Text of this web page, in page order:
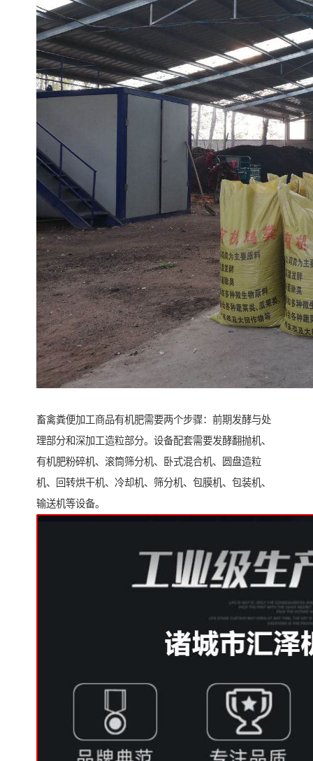
畜禽粪便加工商品有机肥需要两个步骤：前期发酵与处
理部分和深加工造粒部分。设备配套需要发酵翻抛机、
有机肥粉碎机、滚筒筛分机、卧式混合机、圆盘造粒
机、回转烘干机、冷却机、筛分机、包膜机、包装机、
输送机等设备。